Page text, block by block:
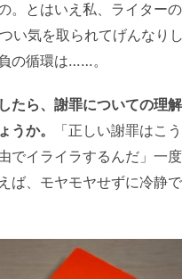
。とはいえ私、ライター
い気を取られてげんなり
の循環は……。
たら、謝罪についての理
うか。
「正しい謝罪はこ
でイライラするんだ」一
ば、モヤモヤせずに冷静